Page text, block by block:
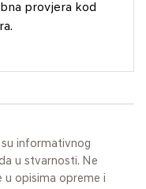
provjera kod
su informativnog
u stvarnosti. Ne
u opisima opreme i